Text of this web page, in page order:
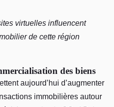
virtuelles influencent
de cette région
des biens
aujourd’hui d’augmenter
immobilières autour